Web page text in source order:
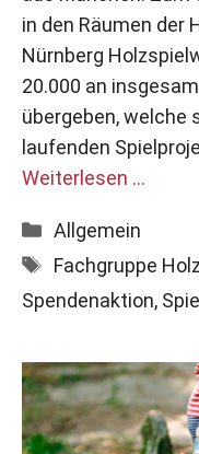
in den Räumen der
Nürnberg
20.000 an
übergeben, welche
laufenden
Weiterlesen …
Kategorien
Allgemein
Schlagwörter
Fachgruppe
Spendenaktion,